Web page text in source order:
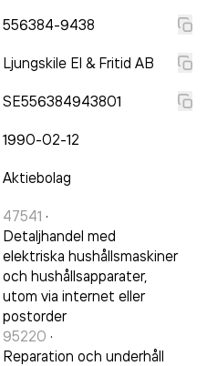
556384-9438
Ljungskile El & Fritid AB
SE556384943801
1990-02-12
Aktiebolag
47541 ·
Detaljhandel med
elektriska hushållsmaskiner
och hushållsapparater,
utom via internet eller
postorder
95220 ·
Reparation och underhåll